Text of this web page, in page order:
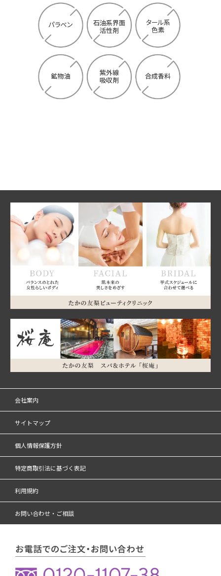
会社案内
サイトマップ
個人情報保護方針
特定商取引法に基づく表記
利用規約
お問い合わせ・ご相談